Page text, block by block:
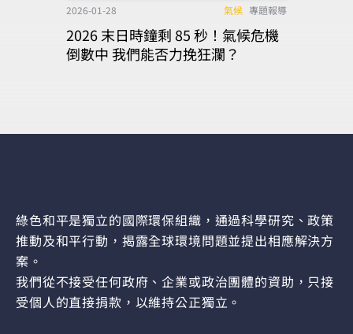
2026-01-28 氣候 專題報導
2026 末日時鐘剩 85 秒！氣候危機
倒數中 我們能否力挽狂瀾？
綠色和平是獨立的國際環保組織，通過科學研究、政策
推動及和平行動，揭露全球環境問題並提出相應解決方
案。
我們從不接受任何政府、企業或政治團體的資助，只接
受個人的直接捐款，以維持公正獨立。